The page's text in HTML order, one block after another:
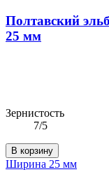
Полтавский
25 мм
Зернистость
7/5
В корзину
Ширина 25 мм